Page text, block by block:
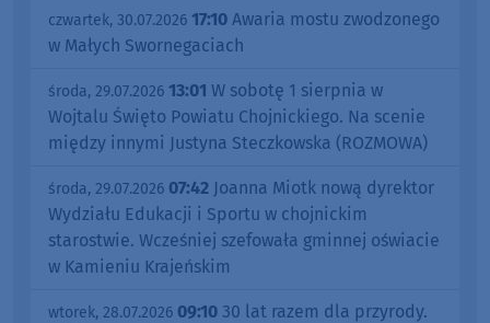
czwartek, 30.07.2026 17:10 Awaria mostu zwodzonego
w Małych Swornegaciach
środa, 29.07.2026 13:01 W sobotę 1 sierpnia w
Wojtalu Święto Powiatu Chojnickiego. Na scenie
między innymi Justyna Steczkowska (ROZMOWA)
środa, 29.07.2026 07:42 Joanna Miotk nową dyrektor
Wydziału Edukacji i Sportu w chojnickim
starostwie. Wcześniej szefowała gminnej oświacie
w Kamieniu Krajeńskim
wtorek, 28.07.2026 09:10 30 lat razem dla przyrody.